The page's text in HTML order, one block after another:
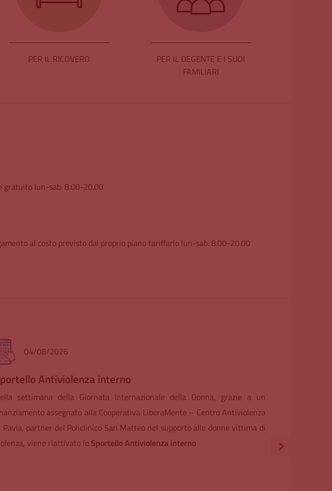
PER IL RICOVERO
PER IL DEGENTE E I SUOI
FAMILIARI
gratuito lun-sab: 8.00-20.00
al costo previsto dal proprio piano tariffario lun-sab: 8.00-20.00
29/07/2026
ed esami: come disdire una prenotazione
seguito è possibile consultare tutte le modalità disponibili per disdire una
o un esame prenotato presso la Fondazione IRCCS Policlinico San